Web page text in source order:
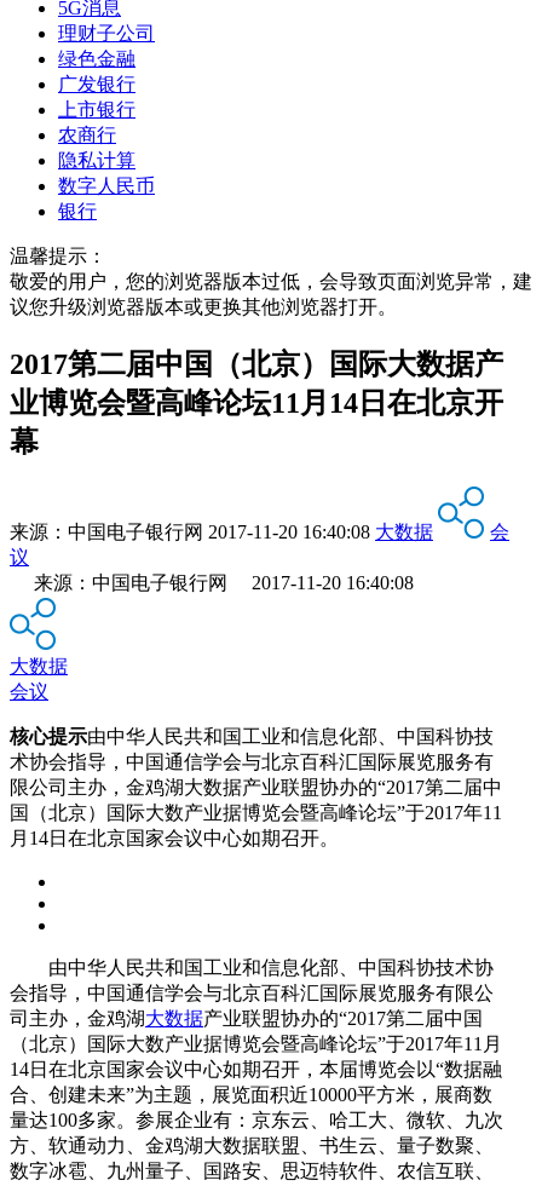
5G消息
理财子公司
绿色金融
广发银行
上市银行
农商行
隐私计算
数字人民币
银行
温馨提示：
敬爱的用户，您的浏览器版本过低，会导致页面浏览异常，建
议您升级浏览器版本或更换其他浏览器打开。
2017第二届中国（北京）国际大数据产
业博览会暨高峰论坛11月14日在北京开
幕
来源： 中国电子银行网 2017-11-20 16:40:08 大数据
会
议
来源：中国电子银行网 2017-11-20 16:40:08
大数据
会议
核心提示由中华人民共和国工业和信息化部、中国科协技
术协会指导，中国通信学会与北京百科汇国际展览服务有
限公司主办，金鸡湖大数据产业联盟协办的“2017第二届中
国（北京）国际大数产业据博览会暨高峰论坛”于2017年11
月14日在北京国家会议中心如期召开。
由中华人民共和国工业和信息化部、中国科协技术协
会指导，中国通信学会与北京百科汇国际展览服务有限公
司主办，金鸡湖大数据产业联盟协办的“2017第二届中国
（北京）国际大数产业据博览会暨高峰论坛”于2017年11月
14日在北京国家会议中心如期召开，本届博览会以“数据融
合、创建未来”为主题，展览面积近10000平方米，展商数
量达100多家。参展企业有：京东云、哈工大、微软、九次
方、软通动力、金鸡湖大数据联盟、书生云、量子数聚、
数字冰雹、九州量子、国路安、思迈特软件、农信互联、